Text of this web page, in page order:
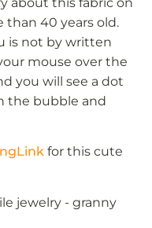
than 40 years old.
is not by written
mouse over the
you will see a dot
the bubble and
for this cute